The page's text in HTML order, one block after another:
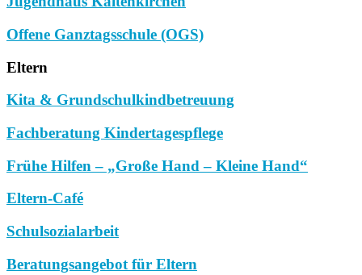
Offene Ganztagsschule (OGS)
Eltern
Kita & Grundschulkindbetreuung
Fachberatung Kindertagespflege
Frühe Hilfen – „Große Hand – Kleine Hand“
Eltern-Café
Schulsozialarbeit
Beratungsangebot für Eltern